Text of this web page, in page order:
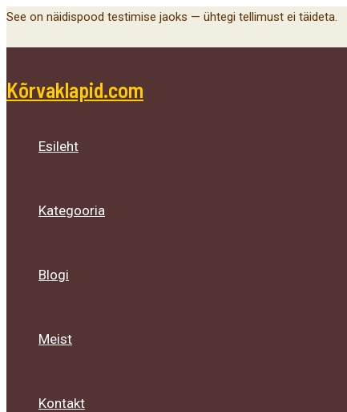
Skip
See on näidispood testimise jaoks — ühtegi tellimust ei täideta.
Kõrvaklapid.com
Esileht
Kategooria
Blogi
Meist
Kontakt
Menu
Toggle
Menu
Toggle
Menu
Toggle